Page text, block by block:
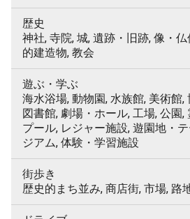
歴史
神社, 寺院, 城, 遺跡・旧跡, 像・
的建造物, 教会
遊ぶ・学ぶ
海水浴場, 動物園, 水族館, 美術館,
図書館, 劇場・ホール, 工場, 公園,
プール, レジャー施設, 遊園地・
ジアム, 体験・学習施設
街歩き
歴史的まち並み, 商店街, 市場, 路